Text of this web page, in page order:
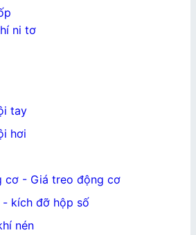
ni tơ
tay
hơi
cơ - Giá treo động cơ
kích đỡ hộp số
nén